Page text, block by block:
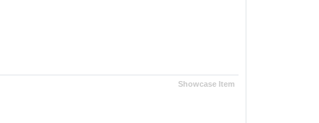
Showcase Item